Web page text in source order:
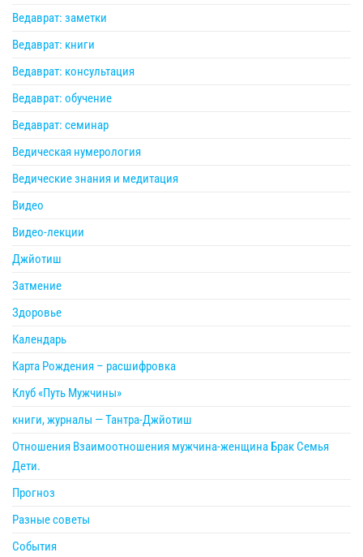
Ведаврат: заметки
Ведаврат: книги
Ведаврат: консультация
Ведаврат: обучение
Ведаврат: семинар
Ведическая нумерология
Ведические знания и медитация
Видео
Видео-лекции
Джйотиш
Затмение
Здоровье
Календарь
Карта Рождения – расшифровка
Клуб «Путь Мужчины»
книги, журналы — Тантра-Джйотиш
Отношения Взаимоотношения мужчина-женщина Брак Семья
Дети.
Прогноз
Разные советы
События